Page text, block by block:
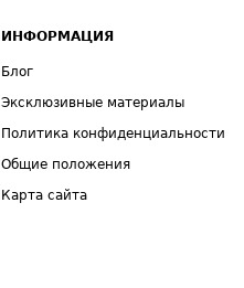
ИНФОРМАЦИЯ
Блог
Эксклюзивные материалы
Политика конфиденциальности
Общие положения
Карта сайта